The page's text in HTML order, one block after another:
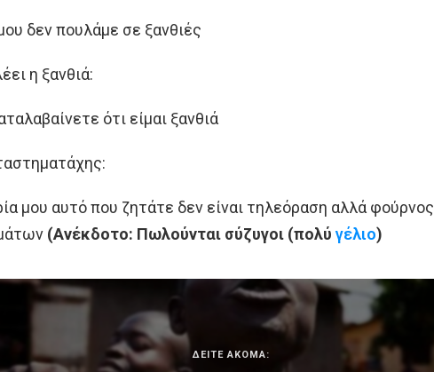
δεν πουλάμε σε ξανθιές
η ξανθιά:
ότι είμαι ξανθιά
μου αυτό που ζητάτε δεν είναι τηλεόραση αλλά φούρνος
(Ανέκδοτο: Πωλούνται σύζυγοι (πολύ γέλιο)
ΔΕΙΤΕ ΑΚΟΜΑ: